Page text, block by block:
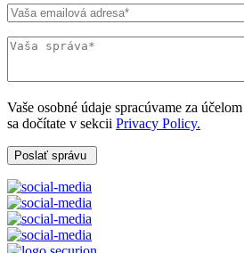
Vaše osobné údaje spracúvame za
sa dočítate v sekcii Privacy Policy.
Poslať správu